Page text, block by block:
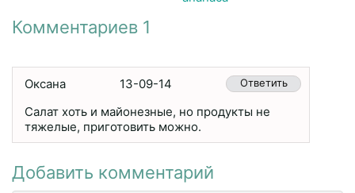
Комментариев 1
Оксана 13-09-14 Ответить
Салат хоть и майонезные, но продукты не
тяжелые, приготовить можно.
Добавить комментарий